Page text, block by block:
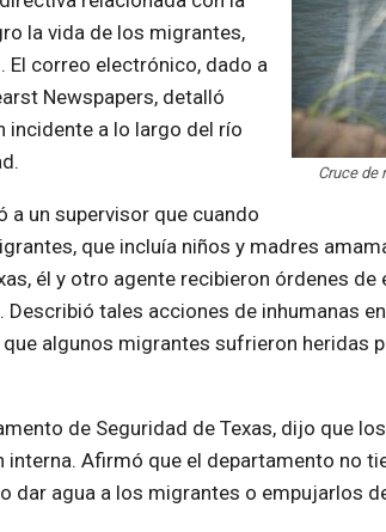
Cruce de
la vida de los migrantes,
El correo electrónico, dado a
Newspapers, detalló
incidente a lo largo del río
a un supervisor que cuando
que incluía niños y madres
él y otro agente recibieron órdenes de
Describió tales acciones de inhumanas
algunos migrantes sufrieron heridas
de Seguridad de Texas, dijo que
Afirmó que el departamento no
dar agua a los migrantes o empujarlos